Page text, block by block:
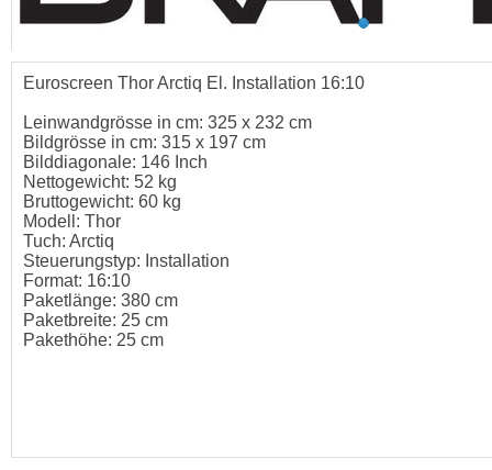
Euroscreen Thor Arctiq El. Installation 16:10
Leinwandgrösse in cm: 325 x 232 cm
Bildgrösse in cm: 315 x 197 cm
Bilddiagonale: 146 Inch
Nettogewicht: 52 kg
Bruttogewicht: 60 kg
Modell: Thor
Tuch: Arctiq
Steuerungstyp: Installation
Format: 16:10
Paketlänge: 380 cm
Paketbreite: 25 cm
Pakethöhe: 25 cm